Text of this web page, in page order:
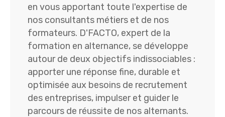
en vous apportant toute l'expertise de
nos consultants métiers et de nos
formateurs. D'FACTO, expert de la
formation en alternance, se développe
autour de deux objectifs indissociables :
apporter une réponse fine, durable et
optimisée aux besoins de recrutement
des entreprises, impulser et guider le
parcours de réussite de nos alternants.